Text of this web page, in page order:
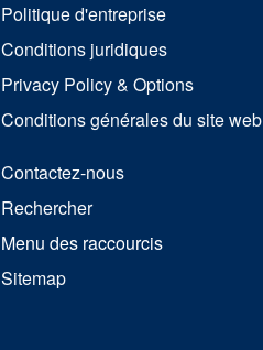
Politique d'entreprise
Conditions juridiques
Privacy Policy & Options
Conditions générales du site web
Contactez-nous
Rechercher
Menu des raccourcis
Sitemap